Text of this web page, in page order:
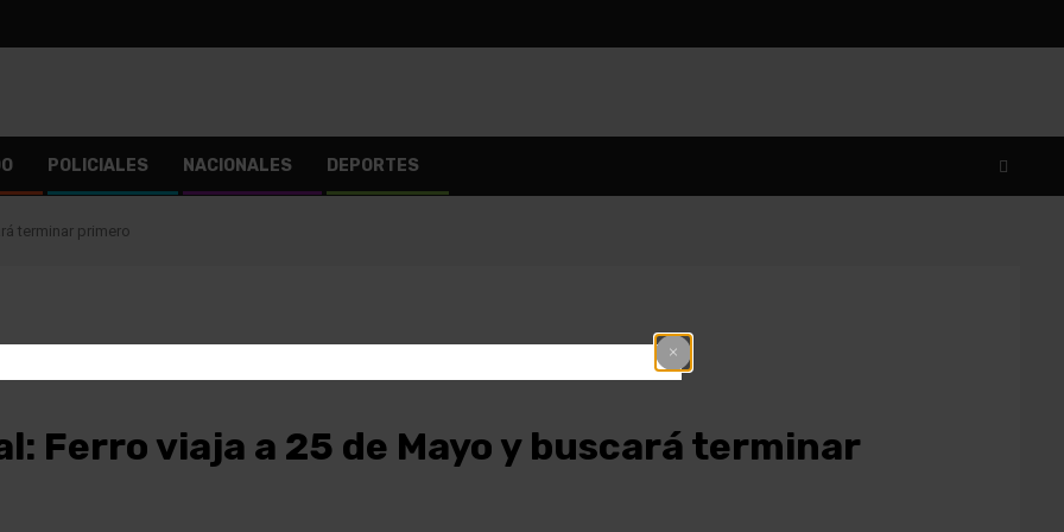
POLICIALES NACIONALES DEPORTES
terminar primero
Ferro viaja a 25 de Mayo y buscará terminar